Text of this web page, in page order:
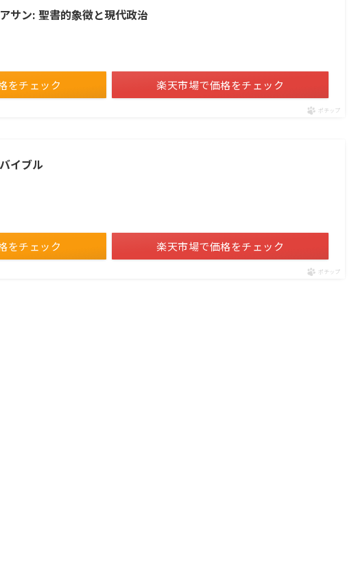
サン: 聖書的象徴と現代政治
をチェック 楽天市場で価格をチェック
ポチップ
イブル
をチェック 楽天市場で価格をチェック
ポチップ